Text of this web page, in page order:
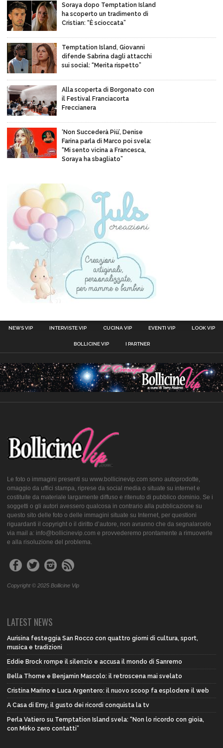
Soraya dopo Temptation Island
ha scoperto un tradimento di
Cristian: “È scioccata”
Temptation Island, Giovanni
difende Sabrina dagli attacchi
sui social: “Merita rispetto”
Alla scoperta di Borgonato con
il Festival Franciacorta
Freccianera
‘Non Succederà Più’, Denise
Farina parla di Marco poi svela:
“Mi sento vicina a Francesca,
Soraya ha sbagliato”
NEWS VIP INTERVISTE VIP CUCINA VIP EVENTI VIP LOOK VIP
BOLLICINE VIP I PARTNER
Le foto o immagini presenti su www.bollicinevip.com sono autoprodotte,
omaggio da uffici stampa, riprese da social media o situate su internet e
costituite da materiale largamente diffuso e ritenuto di pubblico dominio. Se i
soggetti o gli autori avessero qualcosa in contrario alla pubblicazione su
questo sito delle foto o delle immagini situate su Internet, per questioni
riguardanti il copyright o il diritto d’autore, non avranno che da segnalarcelo
via mail a: info@bollicinevip.com e provvederemo prontamente a rimuoverle
e alla risoluzione del problema.
Copyright © 2025 Bollicine Vip
LATEST NEWS
Aurisina festeggia San Rocco con quattro giorni di cultura, sport,
musica e tradizioni
Eddie Brock rompe il silenzio e accusa il mondo di Sanremo
Bella Thorne e Benjamin Mascolo: il retroscena mai svelato
Cristina Marino e Luca Argentero: il nuovo scoop fa esplodere il web
A Casa di Emy, il gusto dei ricordi conquista la tv
Perla Vatiero su Temptation Island svela: “Non lo ricordo con gioia,
con Mirko zero contatti”